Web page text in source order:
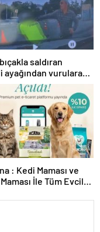
saldıran
ayağından vurularak
: Kedi Maması ve
İle Tüm Evcil